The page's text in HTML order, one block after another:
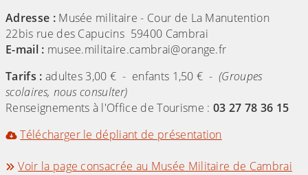
Adresse :Musée militaire - Cour de La Manutention
22bis rue des Capucins 59400 Cambrai
E-mail : musee.militaire.cambrai@orange.fr
Tarifs : adultes 3,00 € - enfants 1,50 € -(Groupes
scolaires, nous consulter)
Renseignements à l'Office de Tourisme : 03 27 78 36 15
Télécharger le dépliant de présentation
Voir la page consacrée au Musée Militaire de Cambrai